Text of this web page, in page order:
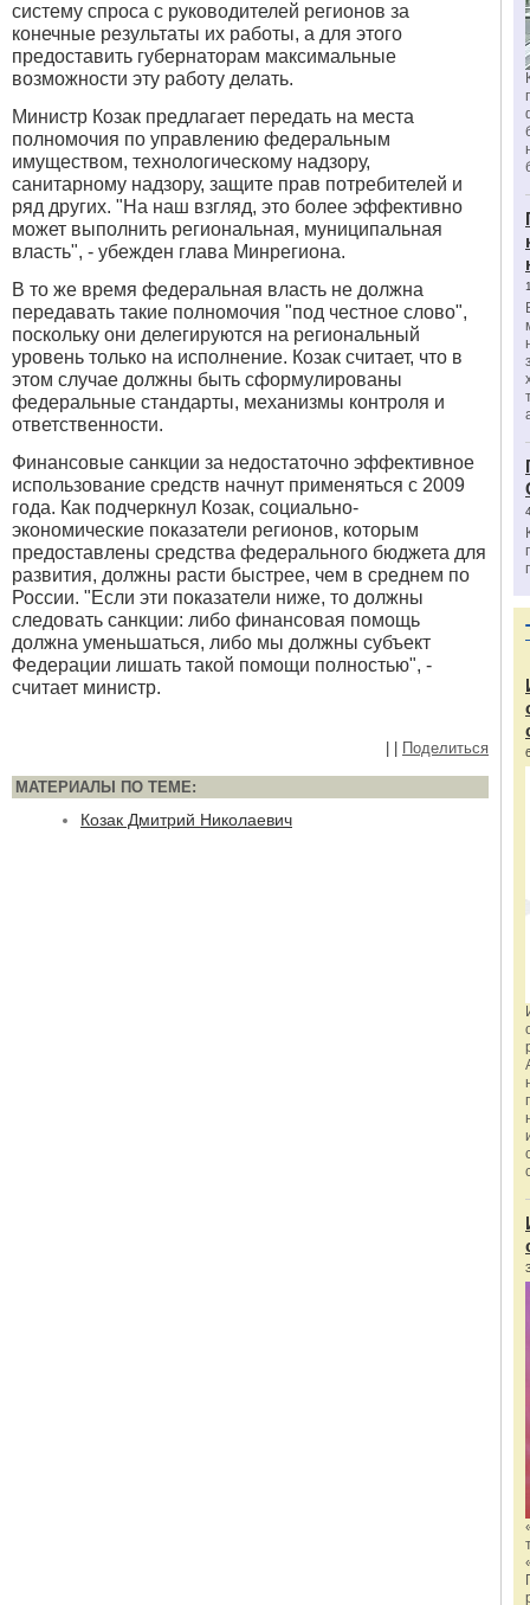
систему спроса с руководителей регионов за
конечные результаты их работы, а для этого
предоставить губернаторам максимальные
возможности эту работу делать.
Министр Козак предлагает передать на места
полномочия по управлению федеральным
имуществом, технологическому надзору,
санитарному надзору, защите прав потребителей и
ряд других. "На наш взгляд, это более эффективно
может выполнить региональная, муниципальная
власть", - убежден глава Минрегиона.
В то же время федеральная власть не должна
передавать такие полномочия "под честное слово",
поскольку они делегируются на региональный
уровень только на исполнение. Козак считает, что в
этом случае должны быть сформулированы
федеральные стандарты, механизмы контроля и
ответственности.
Финансовые санкции за недостаточно эффективное
использование средств начнут применяться с 2009
года. Как подчеркнул Козак, социально-
экономические показатели регионов, которым
предоставлены средства федерального бюджета для
развития, должны расти быстрее, чем в среднем по
России. "Если эти показатели ниже, то должны
следовать санкции: либо финансовая помощь
должна уменьшаться, либо мы должны субъект
Федерации лишать такой помощи полностью", -
считает министр.
Поделиться
МАТЕРИАЛЫ ПО ТЕМЕ:
Козак Дмитрий Николаевич